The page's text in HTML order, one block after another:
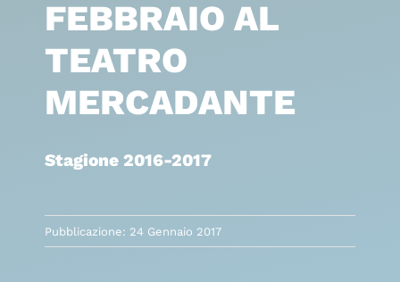
FEBBRAIO AL
TEATRO
MERCADANTE
Stagione 2016-2017
Pubblicazione: 24 Gennaio 2017